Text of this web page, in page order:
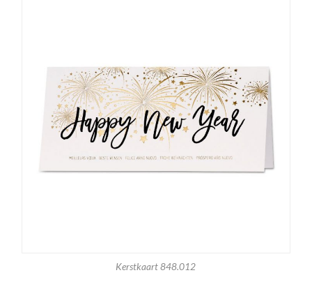
Kerstkaart 848.012